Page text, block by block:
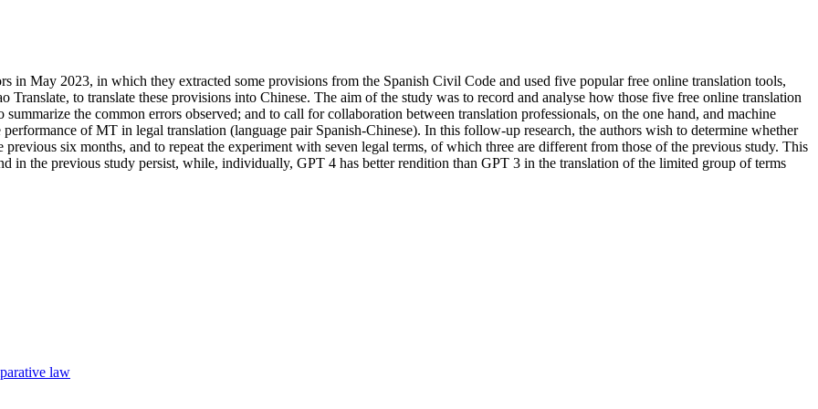
in May 2023, in which they extracted some provisions from the Spanish Civil Code and used five popular free online translation tools,
to translate these provisions into Chinese. The aim of the study was to record and analyse how those five free online translation
the common errors observed; and to call for collaboration between translation professionals, on the one hand, and machine
of MT in legal translation (language pair Spanish-Chinese). In this follow-up research, the authors wish to determine whether
six months, and to repeat the experiment with seven legal terms, of which three are different from those of the previous study. This
in the previous study persist, while, individually, GPT 4 has better rendition than GPT 3 in the translation of the limited group of terms
law